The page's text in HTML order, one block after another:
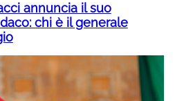
annuncia il suo
chi è il generale